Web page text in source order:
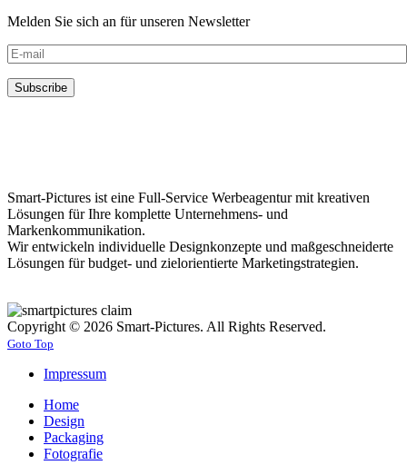
Melden Sie sich an für unseren Newsletter
Smart-Pictures ist eine Full-Service Werbeagentur mit kreativen
Lösungen für Ihre komplette Unternehmens- und
Markenkommunikation.
Wir entwickeln individuelle Designkonzepte und maßgeschneiderte
Lösungen für budget- und zielorientierte Marketingstrategien.
Copyright © 2026 Smart-Pictures. All Rights Reserved.
Goto Top
Impressum
Home
Design
Packaging
Fotografie